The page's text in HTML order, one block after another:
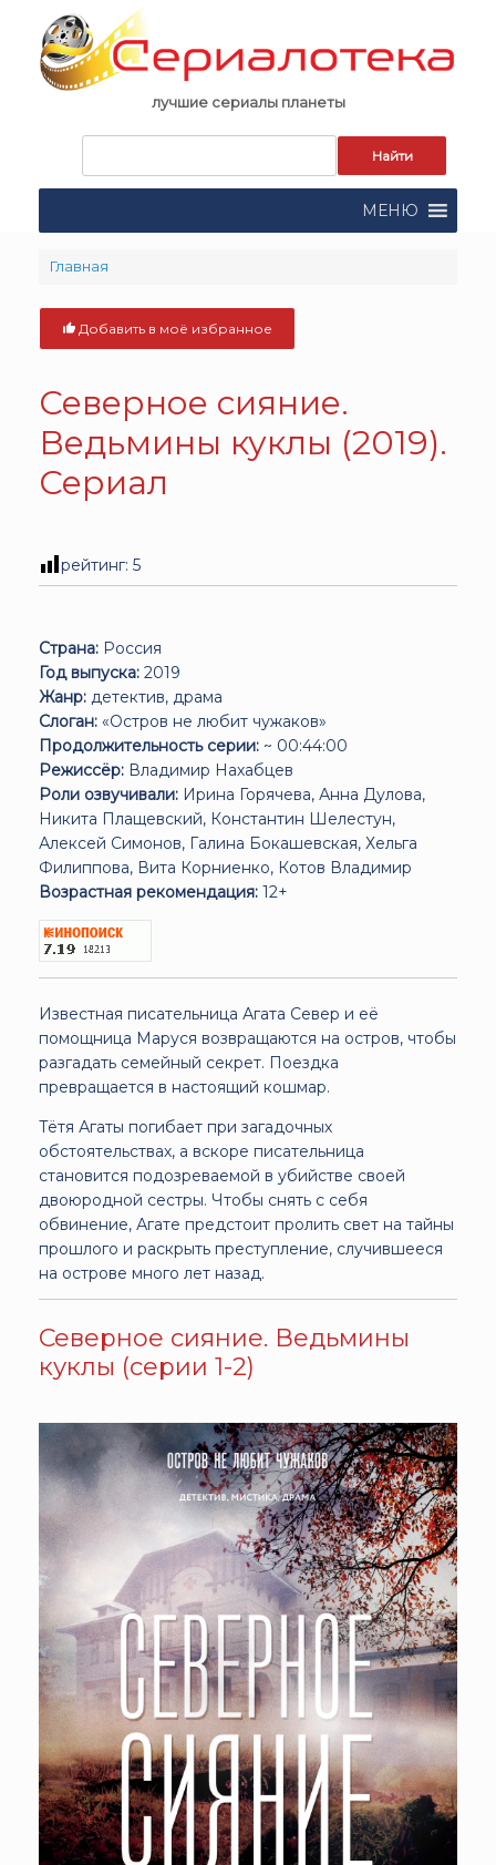
content
лучшие сериалы планеты
поиска:
МЕНЮ
Главная
Добавить в моё избранное
Северное сияние.
Ведьмины куклы (2019).
Сериал
рейтинг: 5
Страна: Россия
Год выпуска: 2019
Жанр: детектив, драма
Слоган: «Остров не любит чужаков»
Продолжительность серии: ~ 00:44:00
Режиссёр: Владимир Нахабцев
Роли озвучивали: Ирина Горячева, Анна Дулова,
Никита Плащевский, Константин Шелестун,
Алексей Симонов, Галина Бокашевская, Хельга
Филиппова, Вита Корниенко, Котов Владимир
Возрастная рекомендация: 12+
Известная писательница Агата Север и её
помощница Маруся возвращаются на остров, чтобы
разгадать семейный секрет. Поездка
превращается в настоящий кошмар.
Тётя Агаты погибает при загадочных
обстоятельствах, а вскоре писательница
становится подозреваемой в убийстве своей
двоюродной сестры. Чтобы снять с себя
обвинение, Агате предстоит пролить свет на тайны
прошлого и раскрыть преступление, случившееся
на острове много лет назад.
Северное сияние. Ведьмины
куклы (серии 1-2)